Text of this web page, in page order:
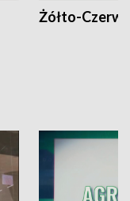
Żółto-